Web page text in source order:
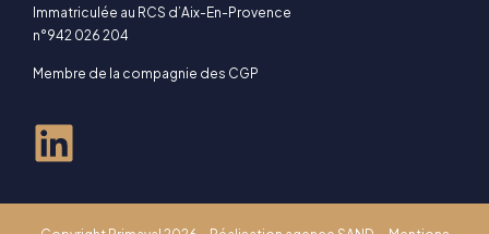
Immatriculée au RCS d’Aix-En-Provence
n°942 026 204
Membre de la compagnie des CGP